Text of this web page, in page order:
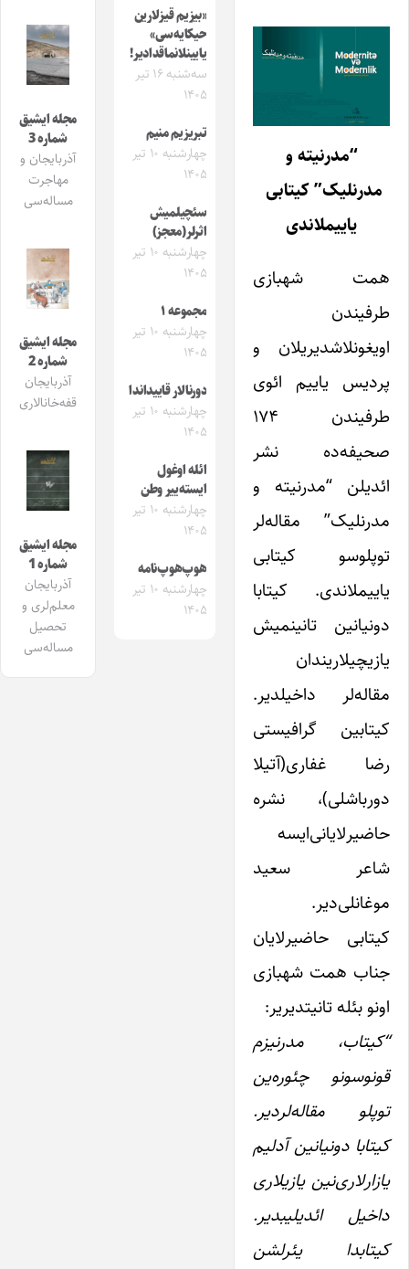
“مدرنیته و
مدرنلیک” کیتابی
یاییملاندی
همت شهبازی
طرفیندن
اویغونلاشدیریلان و
پردیس یاییم ائوی
طرفیندن ۱۷۴
صحیفه‌ده نشر
ائدیلن “مدرنیته و
مدرنلیک” مقاله‌لر
توپلوسو کیتابی
یاییملاندی. کیتابا
دونیانین تانینمیش
یازیچیلاریندان
مقاله‌لر داخیلدیر.
کیتابین گرافیستی
رضا غفاری(آتیلا
دورباشلی)، نشره
حاضیرلایانی‌ایسه
شاعر سعید
موغانلی‌دیر.
کیتابی حاضیرلایان
جناب همت شهبازی
اونو بئله تانیتدیریر:
“کیتاب، مدرنیزم
قونوسونو چئوره‌ین
توپلو مقاله‌لردیر.
کیتابا دونیانین آدلیم
یازارلاری‌نین یازیلاری
داخیل ائدیلیبدیر.
کیتابدا یئرلشن
«بیزیم قیزلارین
حیکایه‌سی»
یایینلانماقدادیر!
سه‌شنبه ۱۶ تیر
۱۴۰۵
تبریزیم منیم
چهارشنبه ۱۰ تیر
۱۴۰۵
سئچیلمیش
اثرلر(معجز)
چهارشنبه ۱۰ تیر
۱۴۰۵
مجموعه ۱
چهارشنبه ۱۰ تیر
۱۴۰۵
دورنالار قاییداندا
چهارشنبه ۱۰ تیر
۱۴۰۵
ائله اوغول
ایسته‌ییر وطن
چهارشنبه ۱۰ تیر
۱۴۰۵
هوپ‌هوپ‌نامه
چهارشنبه ۱۰ تیر
۱۴۰۵
مجله ایشیق
شماره 3
آذربایجان و
مهاجرت
مساله‌سی
مجله ایشیق
شماره 2
آذربایجان
قفه‌خانالاری
مجله ایشیق
شماره 1
آذربایجان
معلم‌لری و
تحصیل
مساله‌سی